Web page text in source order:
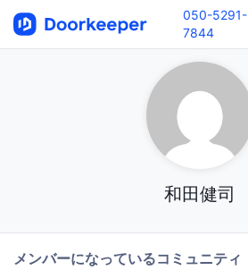
050-5291-
7844
和田健司
メンバーになっているコミュニティ